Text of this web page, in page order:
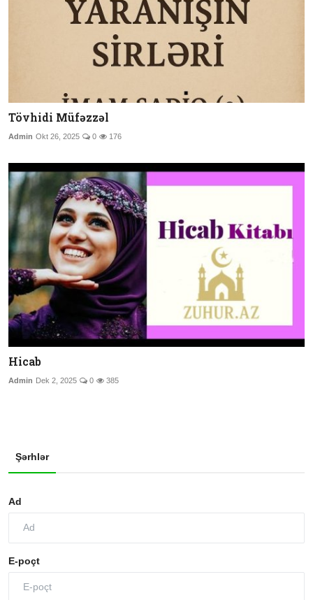
Tövhidi Müfəzzəl
Admin Okt 26, 2025 0 176
Hicab
Admin Dek 2, 2025 0 385
Şərhlər
Ad
E-poçt